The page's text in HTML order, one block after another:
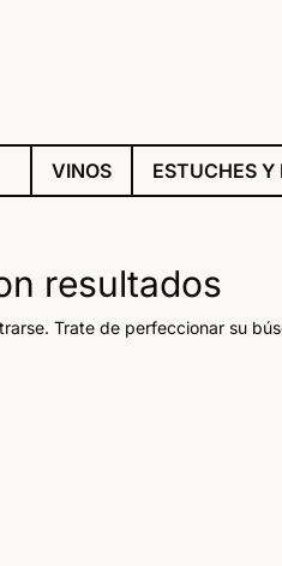
VINOS ESTUCHES Y
resultados
Trate de perfeccionar su